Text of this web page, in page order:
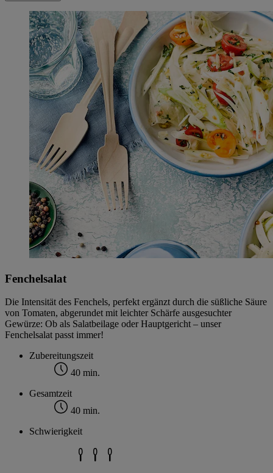
Fenchelsalat
Die Intensität des Fenchels, perfekt ergänzt durch die süßliche Säure
von Tomaten, abgerundet mit leichter Schärfe ausgesuchter
Gewürze: Ob als Salatbeilage oder Hauptgericht – unser
Fenchelsalat passt immer!
Zubereitungszeit
40 min.
Gesamtzeit
40 min.
Schwierigkeit